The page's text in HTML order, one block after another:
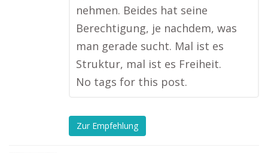
nehmen. Beides hat seine
Berechtigung, je nachdem, was
man gerade sucht. Mal ist es
Struktur, mal ist es Freiheit.
No tags for this post.
Zur Empfehlung